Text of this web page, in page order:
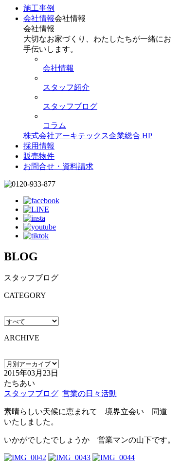
施工事例
会社情報会社情報
会社情報
大切なお家づくり、わたしたちが一緒にお
手伝いします。
会社情報
スタッフ紹介
スタッフブログ
コラム
株式会社アーキテックス企業総合 HP
採用情報
販売物件
お問合せ・資料請求
BLOG
スタッフブログ
CATEGORY
ARCHIVE
2015年03月23日
たちあい
スタッフブログ 営業の日々活動
素晴らしい天候に恵まれて 境界立会い 同道
いたしました。
いかがでしたでしょうか 営業マンの山下です。